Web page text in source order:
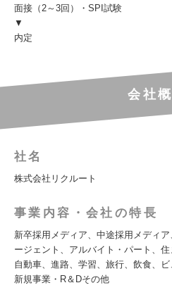
面接（2～3回）・SPI試験
▼
内定
会社
社名
株式会社リクルート
事業内容・会社の特長
新卒採用メディア、中途採用メディ
ージェント、アルバイト・パート、住
自動車、進路、学習、旅行、飲食、ビ
新規事業・R＆Dその他